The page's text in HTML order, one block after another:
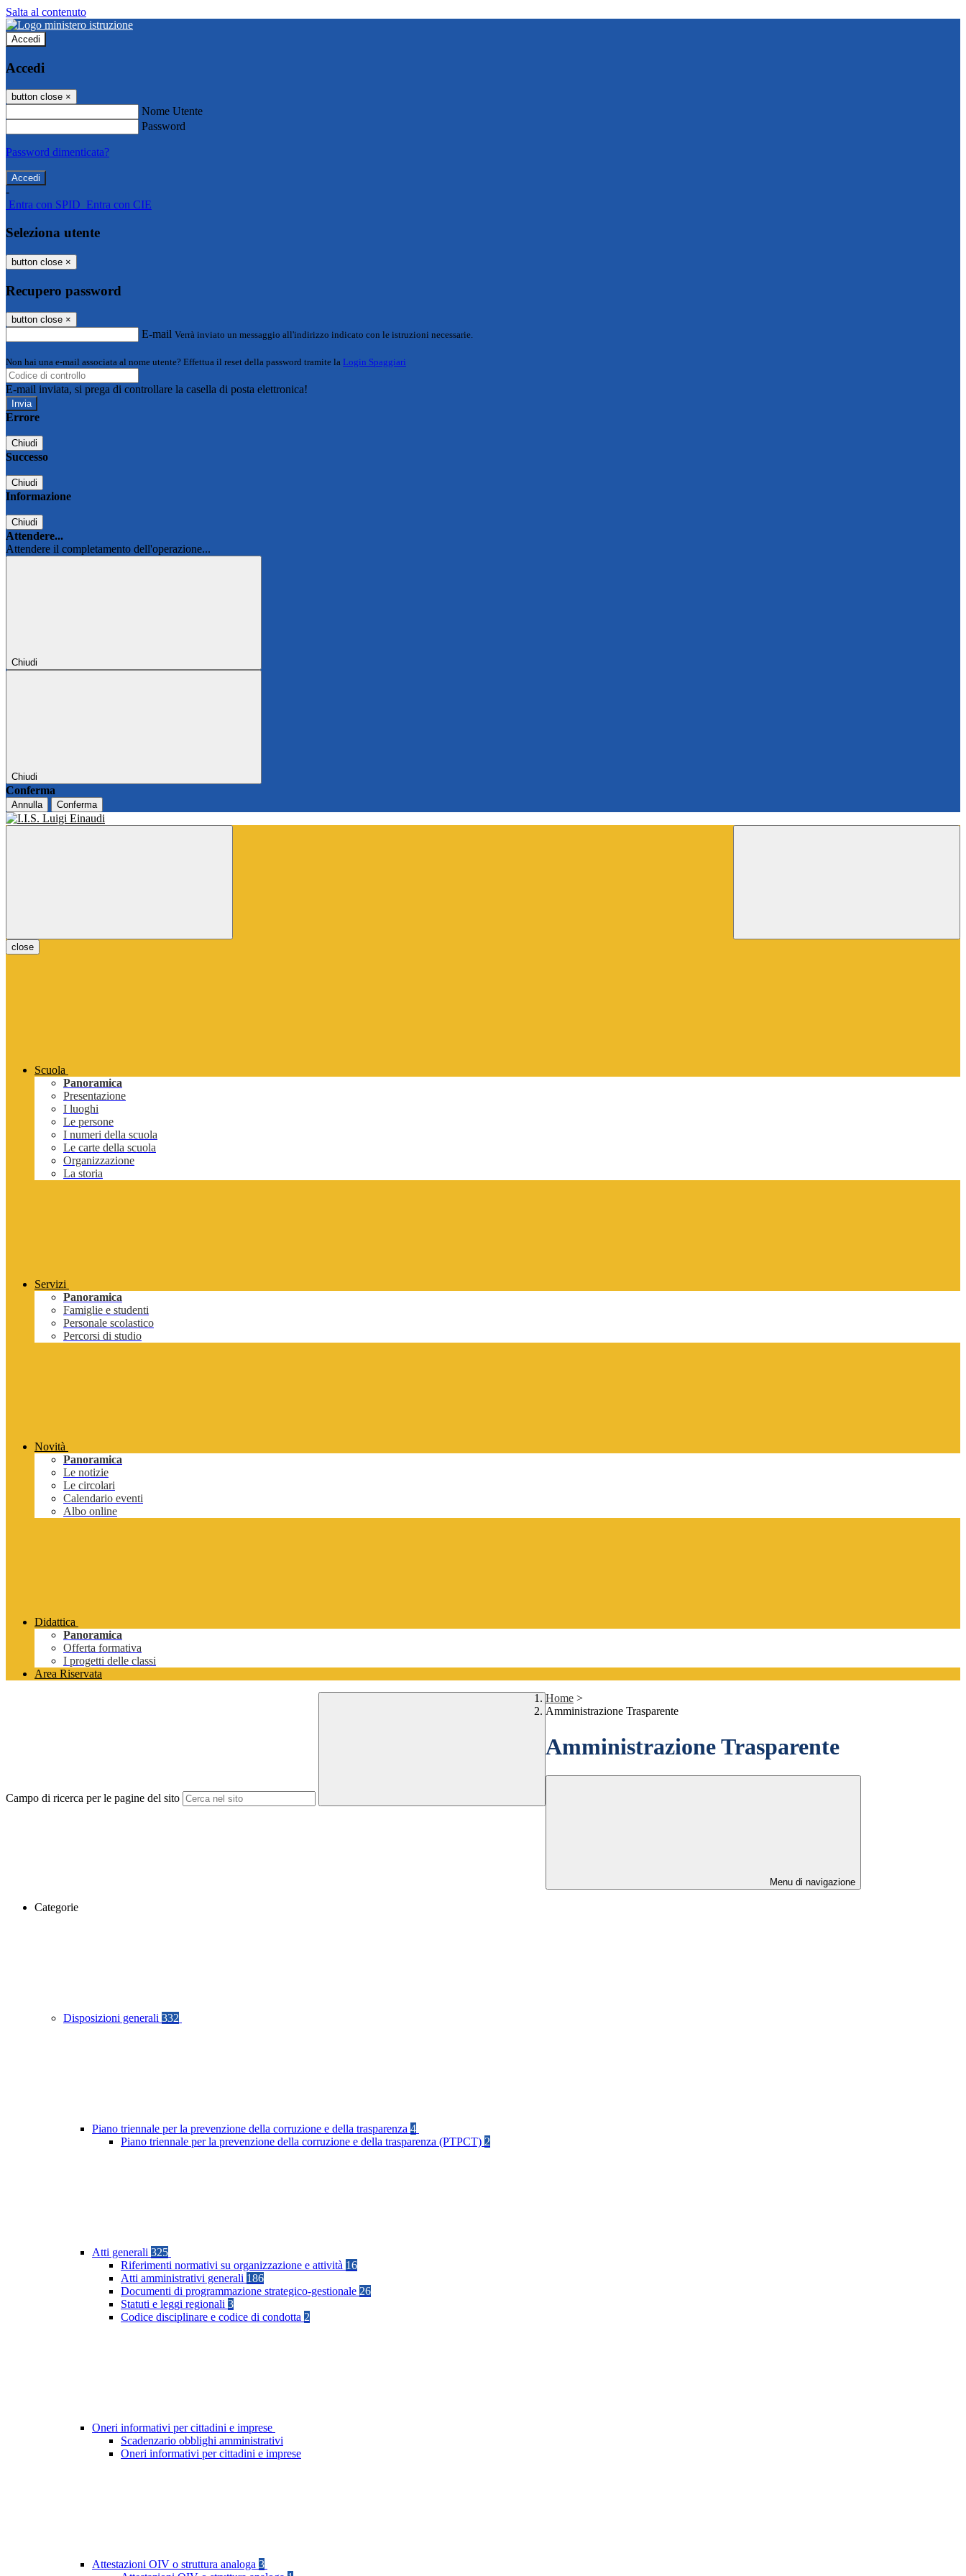
Salta al contenuto
Accedi
Accedi
button close ×
Nome Utente
Password
Password dimenticata?
-
Entra con SPID Entra con CIE
Seleziona utente
button close ×
Recupero password
button close ×
E-mail Verrà inviato un messaggio all'indirizzo indicato con le istruzioni necessarie.
Non hai una e-mail associata al nome utente? Effettua il reset della password tramite la Login Spaggiari
E-mail inviata, si prega di controllare la casella di posta elettronica!
Errore
Chiudi
Successo
Chiudi
Informazione
Chiudi
Attendere...
Attendere il completamento dell'operazione...
Chiudi
Chiudi
Conferma
Annulla Conferma
close
Scuola
Panoramica
Presentazione
I luoghi
Le persone
I numeri della scuola
Le carte della scuola
Organizzazione
La storia
Servizi
Panoramica
Famiglie e studenti
Personale scolastico
Percorsi di studio
Novità
Panoramica
Le notizie
Le circolari
Calendario eventi
Albo online
Didattica
Panoramica
Offerta formativa
I progetti delle classi
Area Riservata
Campo di ricerca per le pagine del sito
Home >
Amministrazione Trasparente
Amministrazione Trasparente
Menu di navigazione
Categorie
Disposizioni generali 332
Piano triennale per la prevenzione della corruzione e della trasparenza 4
Piano triennale per la prevenzione della corruzione e della trasparenza (PTPCT) 2
Atti generali 325
Riferimenti normativi su organizzazione e attività 16
Atti amministrativi generali 186
Documenti di programmazione strategico-gestionale 26
Statuti e leggi regionali 3
Codice disciplinare e codice di condotta 2
Oneri informativi per cittadini e imprese
Scadenzario obblighi amministrativi
Oneri informativi per cittadini e imprese
Attestazioni OIV o struttura analoga 3